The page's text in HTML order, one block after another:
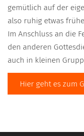
gemütlich auf der
also ruhig etwas
Im Anschluss an die
den anderen
auch in kleinen
Hier geht es zum